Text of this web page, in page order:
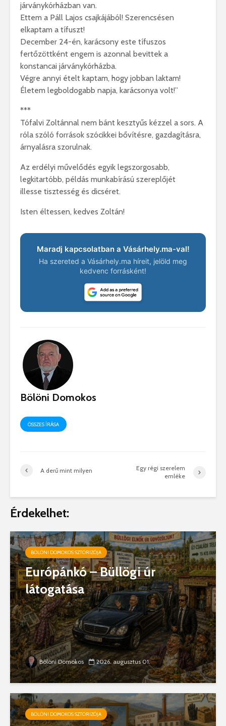
járványkórházban van.
Ettem a Páll Lajos csajkájából! Szerencsésen
elkaptam a tífuszt!
December 24-én, karácsony este tífuszos
fertőzöttként engem is azonnal bevittek a
konstancai járványkórházba.
Végre annyi ételt kaptam, hogy jobban laktam!
Életem legboldogabb napja, karácsonya volt!”
***
Tófalvi Zoltánnal nem bánt kesztyűs kézzel a sors. A
róla szóló források szócikkei bővítésre, gazdagításra,
árnyalásra szorulnak.
Az erdélyi művelődés egyik legszorgosabb,
legkitartóbb, példás munkabírású szereplőjét
illesse tisztesség és dicséret.
Isten éltessen, kedves Zoltán!
Maradj kapcsolatban a Vásárhely.ma-val!
Ha szereted a Vásárhely.ma híreit, jelöld meg
kedvenc forrásként!
Bölöni Domokos
ÖSSZES ÍRÁSA
A derű mint milyen
Egy régi szerelem
emléke
Érdekelhet:
BÖLÖNI DOMOKOS SZTORIZÓJA
Európánkó – Büllögi úr
látogatása
Bölöni Domokos 2026. augusztus 01.
BÖLÖNI DOMOKOS SZTORIZÓJA